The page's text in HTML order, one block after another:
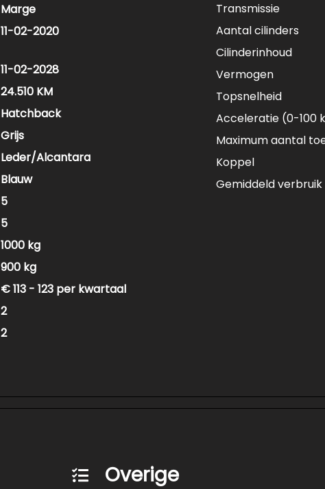
Marge
11-02-2020
11-02-2028
24.510 KM
Hatchback
Grijs
Leder/Alcantara
Blauw
5
5
1000 kg
900 kg
€ 113 - 123 per kwartaal
2
2
Transmissie
Aantal cilinders
Cilinderinhoud
Vermogen
Topsnelheid
Acceleratie (0-100
Maximum aantal
Koppel
Gemiddeld verbruik
Overige